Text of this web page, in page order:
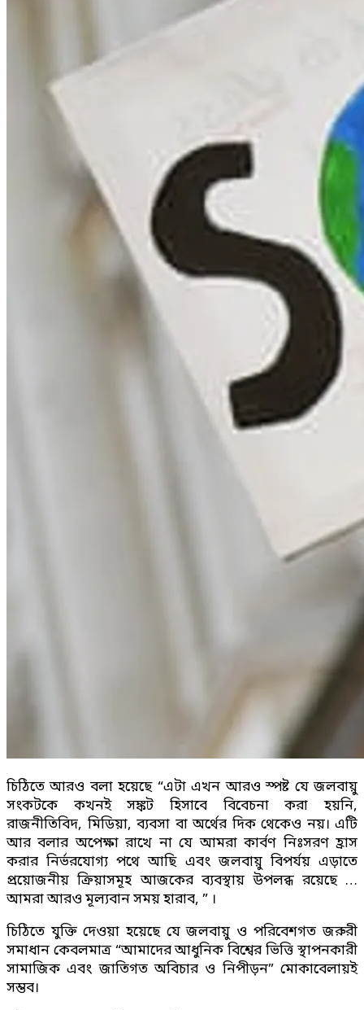
চিঠিতে আরও বলা হয়েছে “এটা এখন আরও স্পষ্ট যে জলবায়ু
সংকটকে কখনই সঙ্কট হিসাবে বিবেচনা করা হয়নি,
রাজনীতিবিদ, মিডিয়া, ব্যবসা বা অর্থের দিক থেকেও নয়। এটি
আর বলার অপেক্ষা রাখে না যে আমরা কার্বণ নিঃসরণ হ্রাস
করার নির্ভরযোগ্য পথে আছি এবং জলবায়ু বিপর্যয় এড়াতে
প্রয়োজনীয় ক্রিয়াসমূহ আজকের ব্যবস্থায় উপলব্ধ রয়েছে …
আমরা আরও মূল্যবান সময় হারাব, ” ।
চিঠিতে যুক্তি দেওয়া হয়েছে যে জলবায়ু ও পরিবেশগত জরুরী
সমাধান কেবলমাত্র “আমাদের আধুনিক বিশ্বের ভিত্তি স্থাপনকারী
সামাজিক এবং জাতিগত অবিচার ও নিপীড়ন” মোকাবেলায়ই
সম্ভব।